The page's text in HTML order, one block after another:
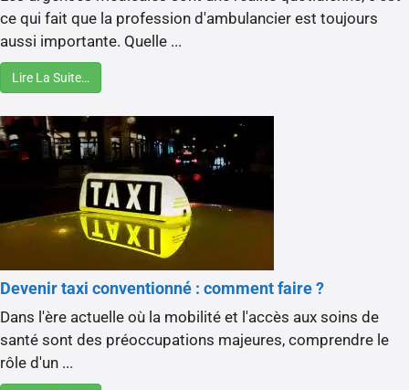
ce qui fait que la profession d'ambulancier est toujours
aussi importante. Quelle ...
Lire La Suite…
Devenir taxi conventionné : comment faire ?
Dans l'ère actuelle où la mobilité et l'accès aux soins de
santé sont des préoccupations majeures, comprendre le
rôle d'un ...